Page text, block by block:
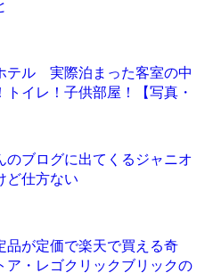
テル 実際泊まった客室の中
トイレ！子供部屋！【写真・
のブログに出てくるジャニオ
ど仕方ない
品が定価で楽天で買える奇
・レゴクリックブリックの